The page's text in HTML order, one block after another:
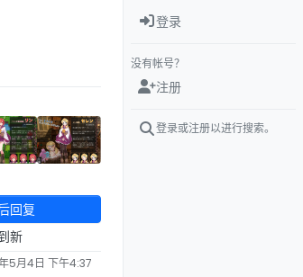
回复
新
5月4日 下午4:37
登录
没有帐号？
注册
登录或注册以进行搜索。